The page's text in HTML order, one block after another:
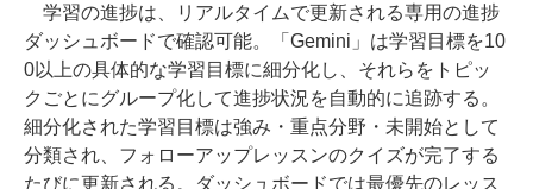
学習の進捗は、リアルタイムで更新される専用の進捗
ダッシュボードで確認可能。「Gemini」は学習目標を10
0以上の具体的な学習目標に細分化し、それらをトピッ
クごとにグループ化して進捗状況を自動的に追跡する。
細分化された学習目標は強み・重点分野・未開始として
分類され、フォローアップレッスンのクイズが完了する
たびに更新される。ダッシュボードでは最優先のレッス